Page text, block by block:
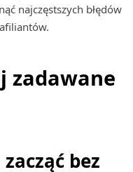
najczęstszych błędów
zadawane
bez